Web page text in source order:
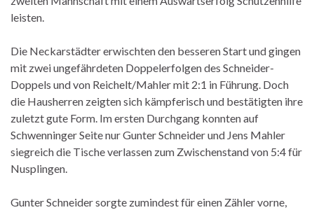
leisten.
Die Neckarstädter erwischten den besseren Start und gingen
mit zwei ungefährdeten Doppelerfolgen des Schneider-
Doppels und von Reichelt/Mahler mit 2:1 in Führung. Doch
die Hausherren zeigten sich kämpferisch und bestätigten ihre
zuletzt gute Form. Im ersten Durchgang konnten auf
Schwenninger Seite nur Gunter Schneider und Jens Mahler
siegreich die Tische verlassen zum Zwischenstand von 5:4 für
Nusplingen.
Gunter Schneider sorgte zumindest für einen Zähler vorne,